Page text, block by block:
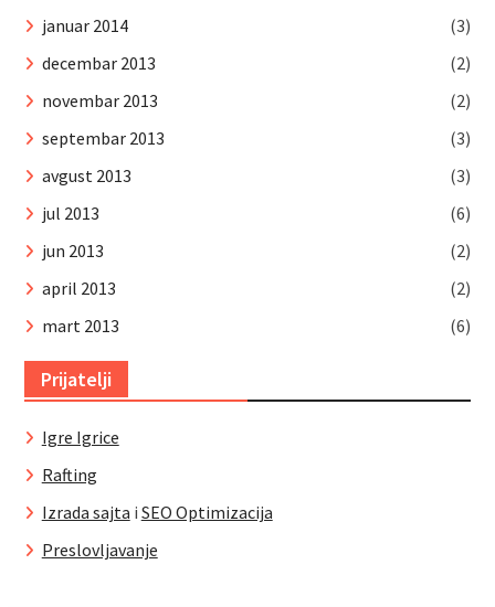
januar 2014
(3)
decembar 2013
(2)
novembar 2013
(2)
septembar 2013
(3)
avgust 2013
(3)
jul 2013
(6)
jun 2013
(2)
april 2013
(2)
mart 2013
(6)
Prijatelji
Igre Igrice
Rafting
Izrada sajta i SEO Optimizacija
Preslovljavanje